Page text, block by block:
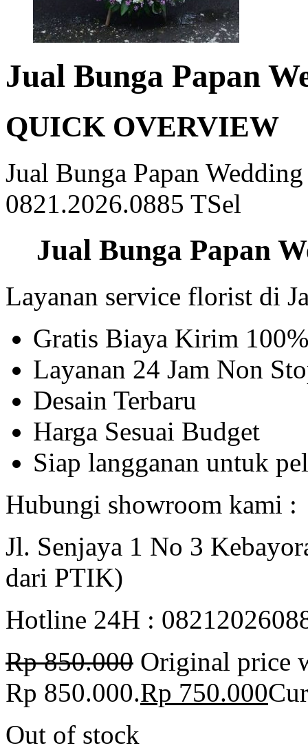
Jual Bunga Papan
QUICK OVERVIEW
Jual Bunga Papan
0821.2026.0885 TSel
Jual Bunga Papan
Layanan service florist di
Gratis Biaya Kirim 100%
Layanan 24 Jam Non
Desain Terbaru
Harga Sesuai Budget
Siap langganan untuk
Hubungi showroom kami :
Jl. Senjaya 1 No 3
dari PTIK)
Hotline 24H :
Rp850.000 Original price
Rp 850.000.Rp 750.000
Out of stock